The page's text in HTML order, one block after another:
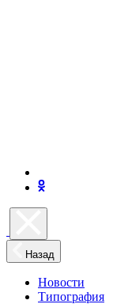
Назад
Новости
Типография